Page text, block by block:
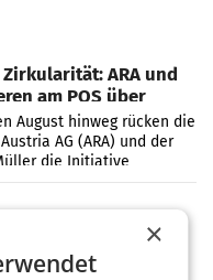
ARA und
am POS über
August hinweg rücken die
AG (ARA) und der
die Initiative
in allen österreichischen
zwei Filialen in
×